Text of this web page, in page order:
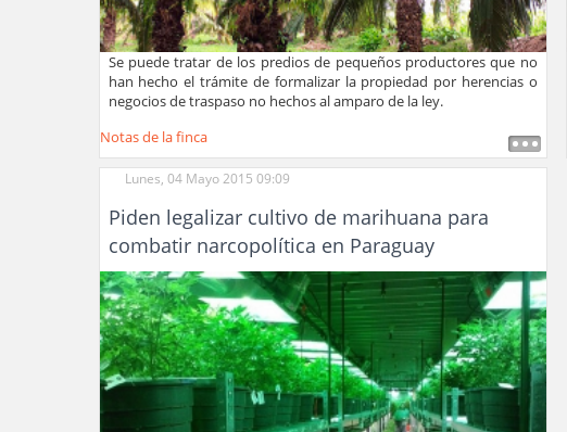
Se puede tratar de los predios de pequeños productores que no
han hecho el trámite de formalizar la propiedad por herencias o
negocios de traspaso no hechos al amparo de la ley.
Notas de la finca
Lunes, 04 Mayo 2015 09:09
Piden legalizar cultivo de marihuana para
combatir narcopolítica en Paraguay